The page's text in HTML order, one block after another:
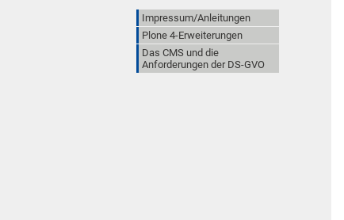
Impressum/Anleitungen
Plone 4-Erweiterungen
Das CMS und die
Anforderungen der DS-GVO